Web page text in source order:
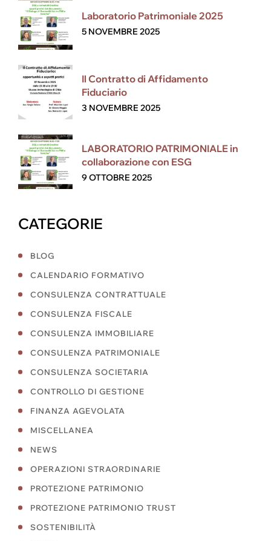
Laboratorio Patrimoniale 2025
5 NOVEMBRE 2025
Il Contratto di Affidamento
Fiduciario
3 NOVEMBRE 2025
LABORATORIO PATRIMONIALE in
collaborazione con ESG
9 OTTOBRE 2025
CATEGORIE
BLOG
CALENDARIO FORMATIVO
CONSULENZA CONTRATTUALE
CONSULENZA FISCALE
CONSULENZA IMMOBILIARE
CONSULENZA PATRIMONIALE
CONSULENZA SOCIETARIA
CONTROLLO DI GESTIONE
FINANZA AGEVOLATA
MISCELLANEA
NEWS
OPERAZIONI STRAORDINARIE
PROTEZIONE PATRIMONIO
PROTEZIONE PATRIMONIO TRUST
SOSTENIBILITÀ